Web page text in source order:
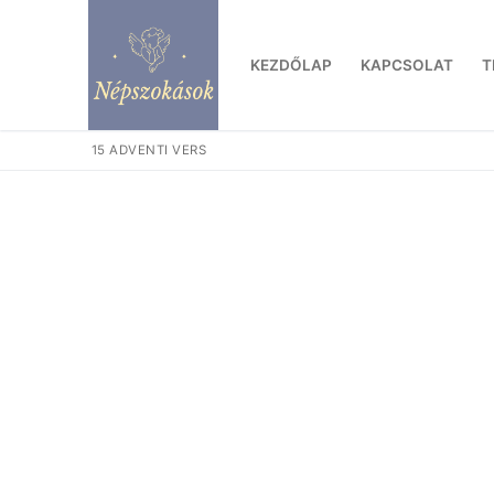
KEZDŐLAP KAPCSOLAT
15 ADVENTI VERS